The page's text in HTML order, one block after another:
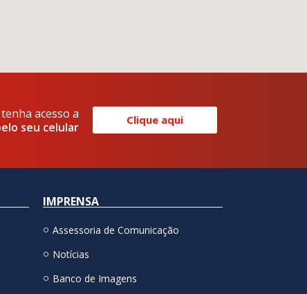
acesso a
seu celular Clique aqui
IMPRENSA
Assessoria de Comunicação
Notícias
Banco de Imagens